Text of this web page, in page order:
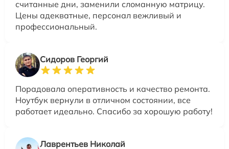
считанные дни, заменили сломанную матрицу.
Цены адекватные, персонал вежливый и
профессиональный.
Сидоров Георгий
Порадовала оперативность и качество ремонта.
Ноутбук вернули в отличном состоянии, все
работает идеально. Спасибо за хорошую работу!
Лаврентьев Николай